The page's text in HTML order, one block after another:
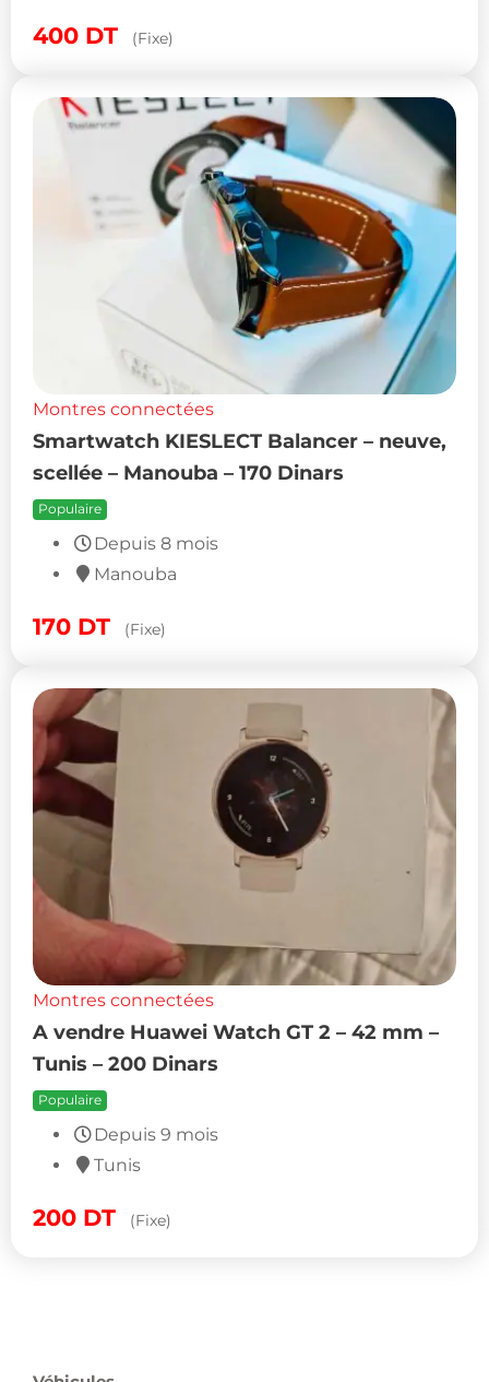
400 DT (Fixe)
Montres connectées
Smartwatch KIESLECT Balancer – neuve,
scellée – Manouba – 170 Dinars
Populaire
Depuis 8 mois
Manouba
170 DT (Fixe)
Montres connectées
A vendre Huawei Watch GT 2 – 42 mm –
Tunis – 200 Dinars
Populaire
Depuis 9 mois
Tunis
200 DT (Fixe)